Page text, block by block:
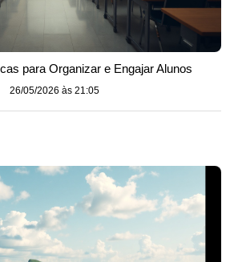
para Organizar e Engajar Alunos
26/05/2026 às 21:05